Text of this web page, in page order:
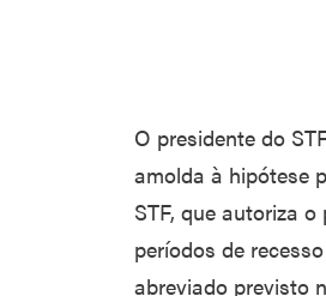
O presidente do
amolda à hipótese
STF, que autoriza
períodos de
abreviado previsto